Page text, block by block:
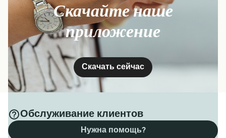
Скачайте наше
приложение
Скачать сейчас
Обслуживание клиентов
Нужна помощь?